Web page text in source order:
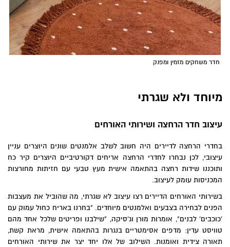
חדר משחקים מזמין ומפנק
מיוחד ולא שגרתי
עיצוב חדר הרחצה ושירותי האורחים
בחדרי הרחצה לדיירים היה חשוב לשלב אלמנטים שונים היוצרים עניין
עיצובי, לכן נבחרו לחדרי הרחצה אריחים דקורטיביים היוצרים קיר כח
ותוכננו שידות רחצה בהתאמה אישית מעץ טבעי עם חזיתות מחורצות
המכניסות עומק לעיצוב.
בשירותי האורחים הדיירים רצו עיצוב לא שגרתי, מה שהוביל את מעצבות
הפנים לבחירה בצבעים ואלמנטים מיוחדים. "בחרנו באריח כחול עמוק עם
'כוכבים' לבנים", אומרות מורן וג'סיקה, "שילבנו ופריטים שלכל אחד מהם
טוויסט עדין: מדפים אסימטריים בנגרות בהתאמה אישית, מראת קשת,
תאורה צידית ואומנות. השילוב של אלו יחד יצר את שירותי האורחים